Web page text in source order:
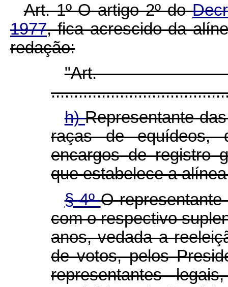
Art. 1º O artigo 2º do
1977, fica acrescido da
redação:
h)Representante
raças de equídeos,
encargos de registro
que estabelece a
§ 4ºO
com o respectivo
anos, vedada a
de votos, pelos
representantes